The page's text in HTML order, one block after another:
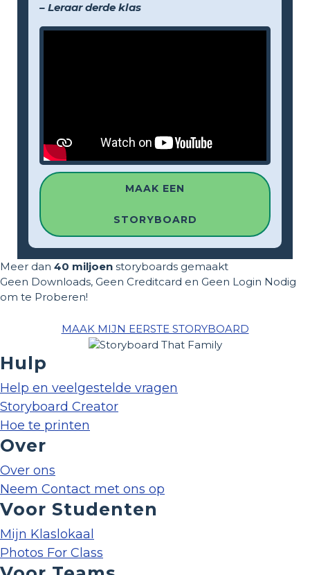
– Leraar derde klas
MAAK EEN
STORYBOARD
Meer dan 40 miljoen storyboards gemaakt
Geen Downloads, Geen Creditcard en Geen Login Nodig
om te Proberen!
MAAK MIJN EERSTE STORYBOARD
Hulp
Help en veelgestelde vragen
Storyboard Creator
Hoe te printen
Over
Over ons
Neem Contact met ons op
Voor Studenten
Mijn Klaslokaal
Photos For Class